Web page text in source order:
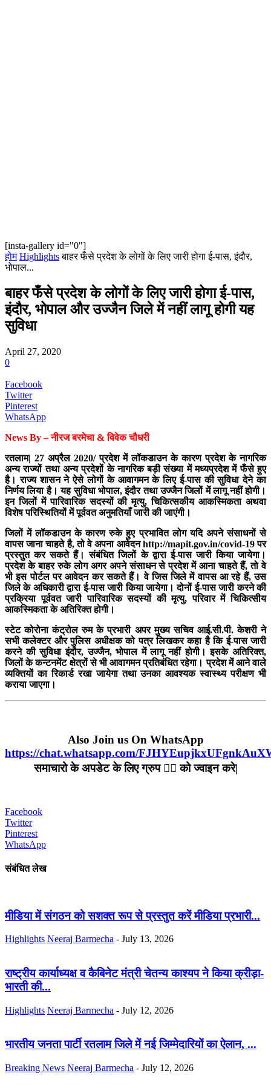
[insta-gallery id="0"]
होम Highlights बाहर फँसे प्रदेश के लोगों के लिए जारी होगा ई-पास, इंदौर,
भोपाल...
बाहर फँसे प्रदेश के लोगों के लिए जारी होगा ई-पास,
इंदौर, भोपाल और उज्जैन जिले में नहीं लागू होगी यह
सुविधा
April 27, 2020
0
Facebook
Twitter
Pinterest
WhatsApp
News By – नीरज बरमेचा & विवेक चौधरी
रतलाम| 27 अप्रैल 2020/ प्रदेश में लॉकडाउन के कारण प्रदेश के नागरिक
अन्य राज्यों तथा अन्य प्रदेशों के नागरिक बड़ी संख्या में मध्यप्रदेश में फँसे हुए
है। राज्य शासन ने ऐसे लोगों के आवागमन के लिए ई-पास की सुविधा देने का
निर्णय लिया है। यह सुविधा भोपाल, इंदौर तथा उज्जैन जिलों में लागू नहीं होगी।
इन जिलों में पारिवारिक सदस्यों की मृत्यु, चिकित्सकीय आकस्मिकता अथवा
विशेष परिस्थितियों में पूर्ववत अनुमतियाँ जारी की जाएंगी।
जिलों में लॉकडाउन के कारण रुके हुए प्रभावित लोग यदि अपने संसाधनों से
वापस जाना चाहते है, तो वे अपना आवेदन http://mapit.gov.in/covid-19 पर
प्रस्तुत कर सकते हैं। संबंधित जिलों के द्वारा ई-पास जारी किया जायेगा।
प्रदेश के बाहर रुके लोग अगर अपने संसाधन से प्रदेश में आना चाहते हैं, तो वे
भी इस पोर्टल पर आवेदन कर सकते हैं। वे जिस जिले में वापस आ रहे हैं, उस
जिले के अधिकारी द्वारा ई-पास जारी किया जायेगा। दोनों ई-पास जारी करने की
प्रक्रिया पूर्ववत जारी पारिवारिक सदस्यों की मृत्यु, परिवार में चिकित्सीय
आकस्मिकता के अतिरिक्त होगी।
स्टेट कोरोना कंट्रोल रुम के प्रभारी अपर मुख्य सचिव आई.सी.पी. केशरी ने
सभी कलेक्टर और पुलिस अधीक्षक को पत्र लिखकर कहा है कि ई-पास जारी
करने की सुविधा इंदौर, उज्जैन, भोपाल में लागू नहीं होगी। इसके अतिरिक्त,
जिलों के कन्टनमेंट क्षेत्रों से भी आवागमन प्रतिबंधित रहेगा। प्रदेश में आने वाले
व्यक्तियों का रिकार्ड रखा जायेगा तथा उनका आवश्यक स्वास्थ्य परीक्षण भी
कराया जाएगा।
Also Join us On WhatsApp
https://chat.whatsapp.com/
समाचारो के अपडेट के लिए ग्रुप ☝🏻 को ज्वाइन करे|
Facebook
Twitter
Pinterest
WhatsApp
संबंधित लेख
मीडिया में संगठन को सशक्त रूप से प्रस्तुत करें मीडिया प्रभारी...
Highlights Neeraj Barmecha - July 13, 2026
राष्ट्रीय कार्याध्यक्ष व कैबिनेट मंत्री चेतन्य काश्यप ने किया क्रीड़ा-
भारती की...
Highlights Neeraj Barmecha - July 12, 2026
भारतीय जनता पार्टी रतलाम जिले में नई जिम्मेदारियों का ऐलान, ...
Breaking News Neeraj Barmecha - July 12, 2026